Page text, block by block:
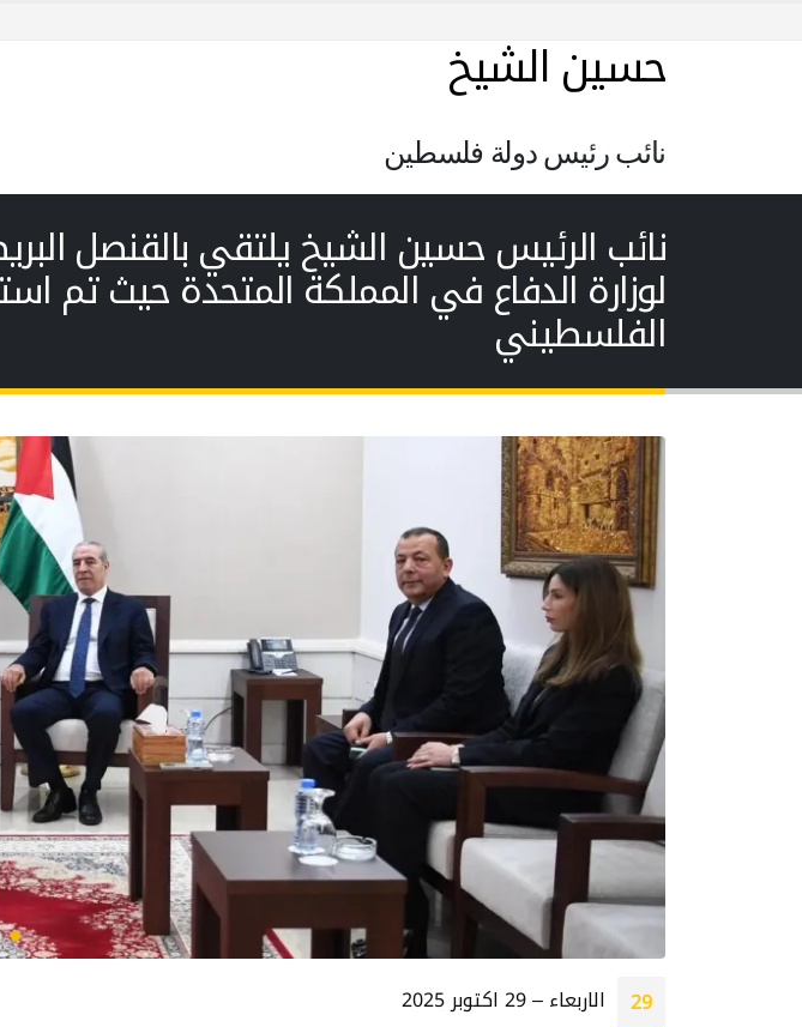
حسين الشيخ
نائب رئيس دولة فلسطين
نائب الرئيس حسين الشيخ يلتقي بالقنصل
لوزارة الدفاع في المملكة المتحدة حيث تم
الفلسطيني
29
الاربعاء – 29 اكتوبر 2025